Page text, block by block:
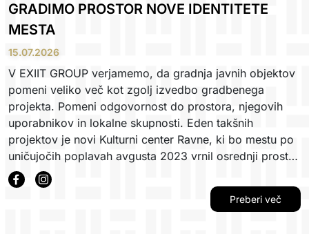
GRADIMO PROSTOR NOVE IDENTITETE
MESTA
15.07.2026
V EXIIT GROUP verjamemo, da gradnja javnih objektov
pomeni veliko več kot zgolj izvedbo gradbenega
projekta. Pomeni odgovornost do prostora, njegovih
uporabnikov in lokalne skupnosti. Eden takšnih
projektov je novi Kulturni center Ravne, ki bo mestu po
uničujočih poplavah avgusta 2023 vrnil osrednji prostor
kulturnega ustvarjanja, druženja in povezovanja.
Preberi več